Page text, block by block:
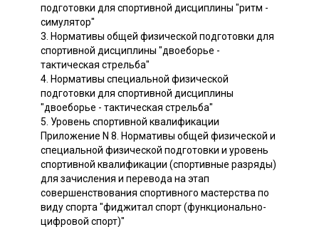
подготовки для спортивной дисциплины "ритм -
симулятор"
3. Нормативы общей физической подготовки для
спортивной дисциплины "двоеборье -
тактическая стрельба"
4. Нормативы специальной физической
подготовки для спортивной дисциплины
"двоеборье - тактическая стрельба"
5. Уровень спортивной квалификации
Приложение N 8. Нормативы общей физической и
специальной физической подготовки и уровень
спортивной квалификации (спортивные разряды)
для зачисления и перевода на этап
совершенствования спортивного мастерства по
виду спорта "фиджитал спорт (функционально-
цифровой спорт)"